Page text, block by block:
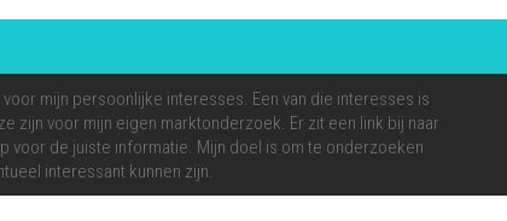
voor mijn persoonlijke interesses. Een van die interesses is
zijn voor mijn eigen marktonderzoek. Er zit een link bij naar
voor de juiste informatie. Mijn doel is om te onderzoeken
interessant kunnen zijn.